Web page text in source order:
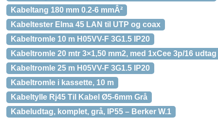
Kabeltang 180 mm 0.2-6 mmÂ²
Kabeltester Elma 45 LAN til UTP og coax
Kabeltromle 10 m H05VV-F 3G1.5 IP20
Kabeltromle 20 mtr 3×1,50 mm2, med 1xCee 3p/16
Kabeltromle 25 m H05VV-F 3G1.5 IP20
Kabeltromle i kassette, 10 m
Kabeltylle Rj45 Til Kabel Ø5-6mm Grå
Kabeludtag, komplet, grå, IP55 – Berker W.1